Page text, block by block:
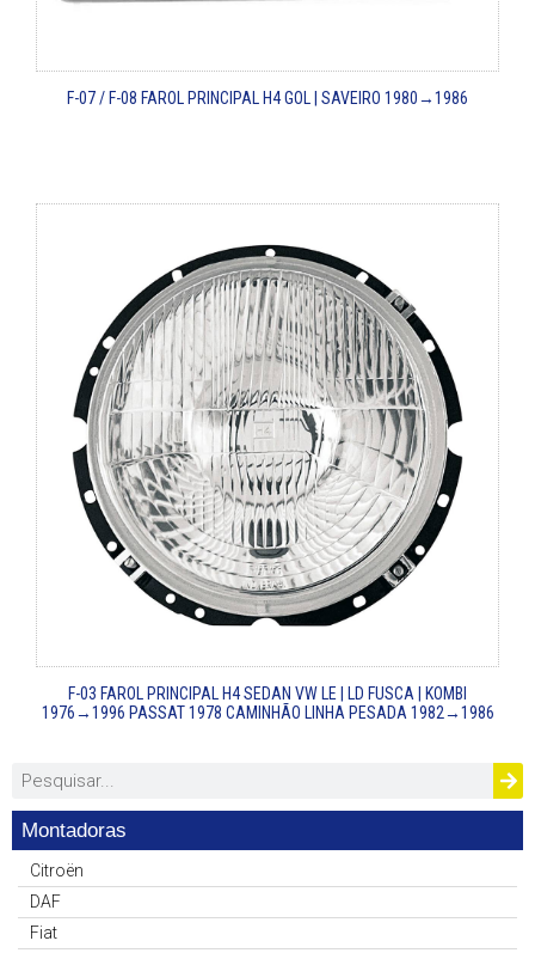
Montadoras
Citroën
DAF
Fiat
F-07 / F-08 FAROL PRINCIPAL H4 GOL | SAVEIRO 1980→1986
F-03 FAROL PRINCIPAL H4 SEDAN VW LE | LD FUSCA | KOMBI
1976→1996 PASSAT 1978 CAMINHÃO LINHA PESADA 1982→1986